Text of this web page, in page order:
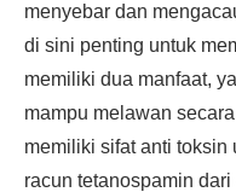
menyebar dan
di sini penting untuk
memiliki dua manfaat,
mampu melawan
memiliki sifat anti toksin
racun tetanospamin